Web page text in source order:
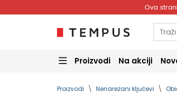
Ova
Proizvodi Na akciji
Proizvodi Nenarezani ključevi